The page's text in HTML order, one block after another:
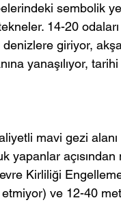
sembolik
14-20
giriyor,
yanaşılıyor,
mavi gezi
Kirliliği Engelleme
etmiyor) ve 12-40